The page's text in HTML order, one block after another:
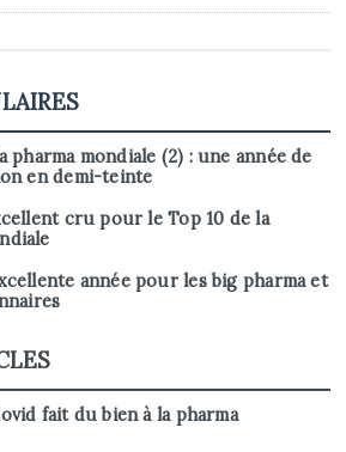
pharma mondiale (2) : une année de
en demi-teinte
cru pour le Top 10 de la
année pour les big pharma et
fait du bien à la pharma